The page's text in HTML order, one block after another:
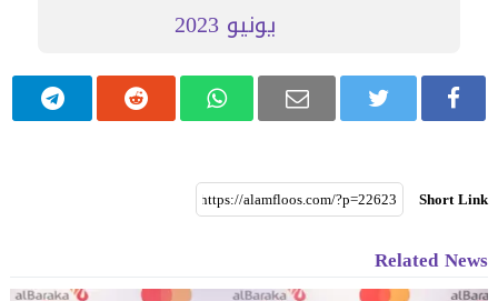
يونيو 2023
Short Link
Related News